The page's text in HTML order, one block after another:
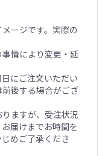
ージです。実際の
情により変更・延
にご注文いただい
後する場合がござ
ますが、受注状況
届けまでお時間を
めご了承くださ